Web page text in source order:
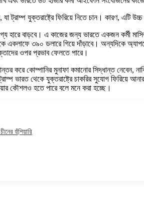
যুক্তরাষ্ট্রে ফিরিয়ে নিতে চান। কারণ, এটি
হারে বাড়বে। এ কাজের জন্য ভারতে একজন কর্মী
৩৯০ ডলারে গিয়ে দাঁড়াবে। অন্যদিকে
ওপর প্রভাব ফেলতে পারে।
করে কোম্পানির মুনাফা কমানোর সিদ্ধান্ত নেবেন,
ভারত থেকে যুক্তরাষ্ট্রে চাকরির সুযোগ
কৌশলও হতে পারে বলে মনে করা হচ্ছে।
হুঁশিয়ারি